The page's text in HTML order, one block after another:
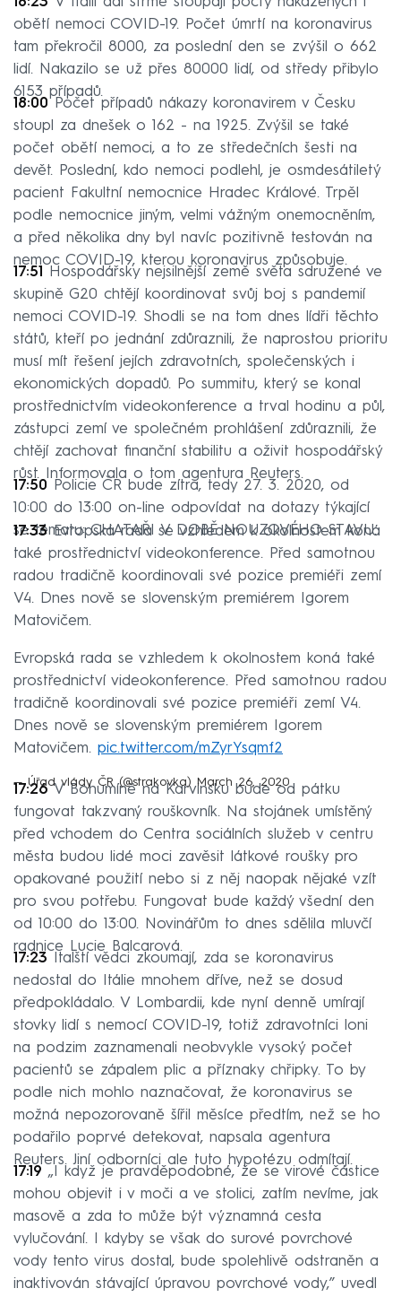
obětí nemoci COVID-19. Počet úmrtí na koronavirus
tam překročil 8000, za poslední den se zvýšil o 662
lidí. Nakazilo se už přes 80000 lidí, od středy přibylo
6153 případů.
18:00 Počet případů nákazy koronavirem v Česku
stoupl za dnešek o 162 - na 1925. Zvýšil se také
počet obětí nemoci, a to ze středečních šesti na
devět. Poslední, kdo nemoci podlehl, je osmdesátiletý
pacient Fakultní nemocnice Hradec Králové. Trpěl
podle nemocnice jiným, velmi vážným onemocněním,
a před několika dny byl navíc pozitivně testován na
nemoc COVID-19, kterou koronavirus způsobuje.
17:51
Hospodářsky nejsilnější země světa sdružené ve
skupině G20 chtějí koordinovat svůj boj s pandemií
nemoci COVID-19. Shodli se na tom dnes lídři těchto
států, kteří po jednání zdůraznili, že naprostou prioritu
musí mít řešení jejích zdravotních, společenských i
ekonomických dopadů. Po summitu, který se konal
prostřednictvím videokonference a trval hodinu a půl,
zástupci zemí ve společném prohlášení zdůraznili, že
chtějí zachovat finanční stabilitu a oživit hospodářský
růst. Informovala o tom agentura Reuters.
17:50
Policie ČR bude zítra, tedy 27. 3. 2020, od
10:00 do 13:00 on-line odpovídat na dotazy týkající
se tématu: CHATAŘI V DOBĚ NOUZOVÉHO STAVU.
17:33Evropská rada se vzhledem k okolnostem koná
také prostřednictví videokonference. Před samotnou
radou tradičně koordinovali své pozice premiéři zemí
V4. Dnes nově se slovenským premiérem Igorem
Matovičem.
Evropská rada se vzhledem k okolnostem koná také
prostřednictví videokonference. Před samotnou radou
tradičně koordinovali své pozice premiéři zemí V4.
Dnes nově se slovenským premiérem Igorem
Matovičem. pic.twitter.com/mZyrYsqmf2
— Úřad vlády ČR (@strakovka) March 26, 2020
17:26V Bohumíně na Karvinsku bude od pátku
fungovat takzvaný rouškovník. Na stojánek umístěný
před vchodem do Centra sociálních služeb v centru
města budou lidé moci zavěsit látkové roušky pro
opakované použití nebo si z něj naopak nějaké vzít
pro svou potřebu. Fungovat bude každý všední den
od 10:00 do 13:00. Novinářům to dnes sdělila mluvčí
radnice Lucie Balcarová.
17:23
Italští vědci zkoumají, zda se koronavirus
nedostal do Itálie mnohem dříve, než se dosud
předpokládalo. V Lombardii, kde nyní denně umírají
stovky lidí s nemocí COVID-19, totiž zdravotníci loni
na podzim zaznamenali neobvykle vysoký počet
pacientů se zápalem plic a příznaky chřipky. To by
podle nich mohlo naznačovat, že koronavirus se
možná nepozorovaně šířil měsíce předtím, než se ho
podařilo poprvé detekovat, napsala agentura
Reuters. Jiní odborníci ale tuto hypotézu odmítají.
17:19 „I když je pravděpodobné, že se virové částice
mohou objevit i v moči a ve stolici, zatím nevíme, jak
masově a zda to může být významná cesta
vylučování. I kdyby se však do surové povrchové
vody tento virus dostal, bude spolehlivě odstraněn a
inaktivován stávající úpravou povrchové vody,” uvedl